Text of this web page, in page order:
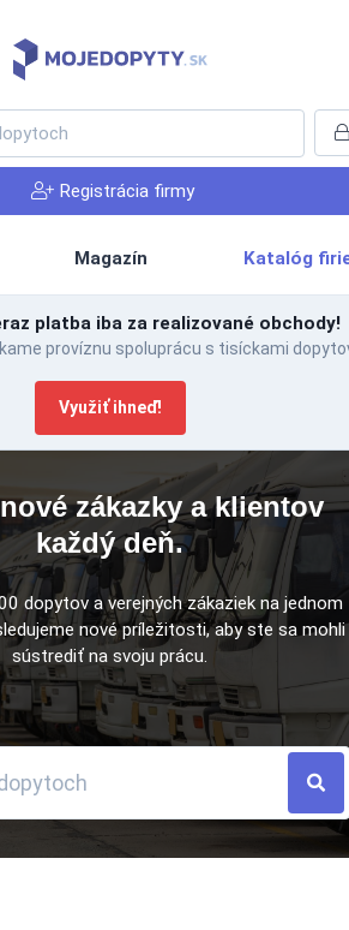
Registrácia firmy
Magazín Katalóg
platba iba za realizované obchody!
províznu spoluprácu s tisíckami
Využiť ihneď!
zákazky a klientov
každý deň.
dopytov a verejných zákaziek na jednom
nové príležitosti, aby ste sa mohli
sústrediť na svoju prácu.